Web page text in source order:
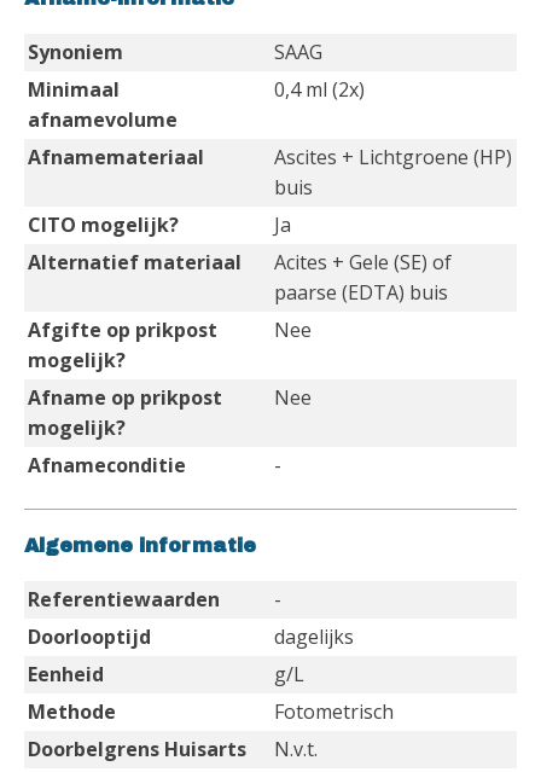
Synoniem
SAAG
Minimaal
afnamevolume
0,4 ml (2x)
Afnamemateriaal
Ascites + Lichtgroene (HP)
buis
CITO mogelijk?
Ja
Alternatief materiaal
Acites + Gele (SE) of
paarse (EDTA) buis
Afgifte op prikpost
mogelijk?
Nee
Afname op prikpost
mogelijk?
Nee
Afnameconditie -
Algemene informatie
Referentiewaarden
-
Doorlooptijd
dagelijks
Eenheid
g/L
Methode
Fotometrisch
Doorbelgrens Huisarts
N.v.t.